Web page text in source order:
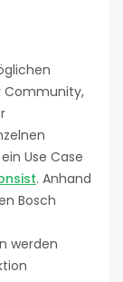
Community,
Use Case
. Anhand
Bosch
werden